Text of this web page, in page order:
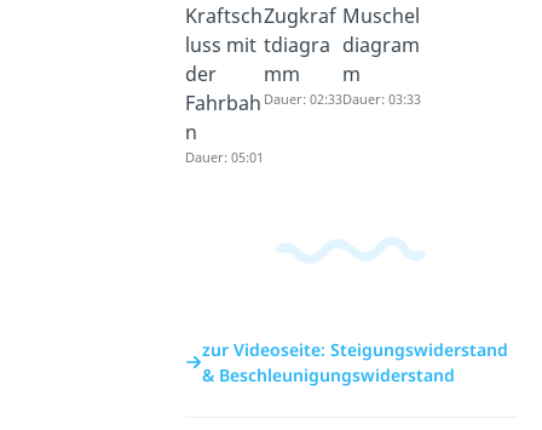
Kraftsch
luss mit
der
Fahrbah
n
Dauer: 05:01
Zugkraf
tdiagra
mm
Dauer: 02:33
Muschel
diagram
m
Dauer: 03:33
zur Videoseite: Steigungswiderstand
& Beschleunigungswiderstand